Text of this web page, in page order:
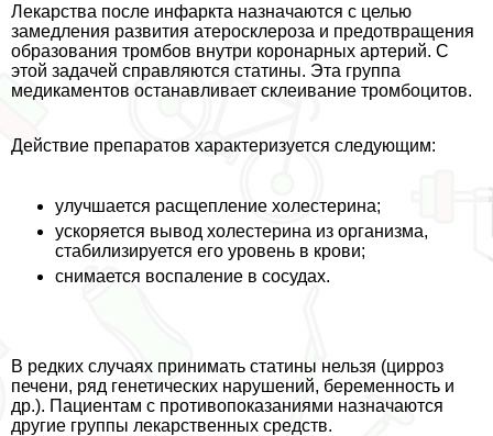
Лекарства после инфаркта назначаются с целью
замедления развития атеросклероза и предотвращения
образования тромбов внутри коронарных артерий. С
этой задачей справляются статины. Эта группа
медикаментов останавливает склеивание тромбоцитов.
Действие препаратов хаpaктеризуется следующим:
улучшается расщепление холестерина;
ускоряется вывод холестерина из организма,
стабилизируется его уровень в крови;
снимается воспаление в сосудах.
В редких случаях принимать статины нельзя (цирроз
печени, ряд генетических нарушений, беременность и
др.). Пациентам с противопоказаниями назначаются
другие группы лекарственных средств.